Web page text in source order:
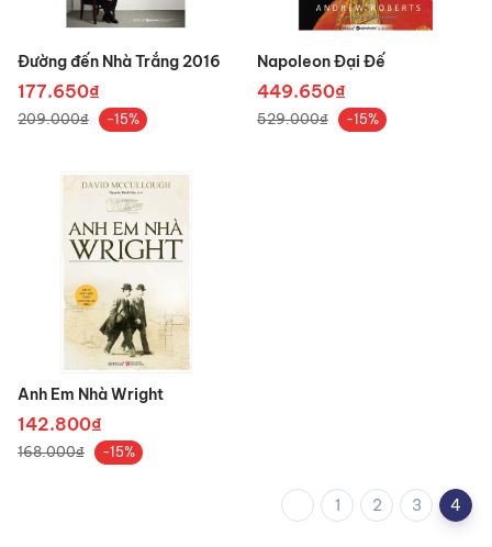
Đường đến Nhà Trắng 2016
177.650₫
209.000₫ -15%
Napoleon Đại Đế
449.650₫
529.000₫ -15%
Anh Em Nhà Wright
142.800₫
168.000₫ -15%
1 2 3 4